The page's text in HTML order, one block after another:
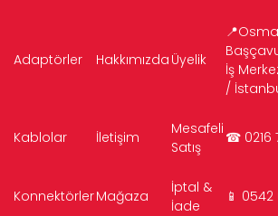
Adaptörler Hakkımızda Üyelik
İş
/
Kablolar İletişim
Mesafeli
Satış
☎ 0216
KonnektörlerMağaza
İptal &
İade
📱 0542